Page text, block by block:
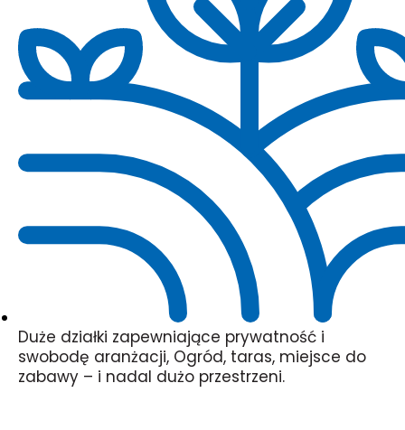
Duże działki zapewniające prywatność i
swobodę aranżacji, Ogród, taras, miejsce do
zabawy – i nadal dużo przestrzeni.